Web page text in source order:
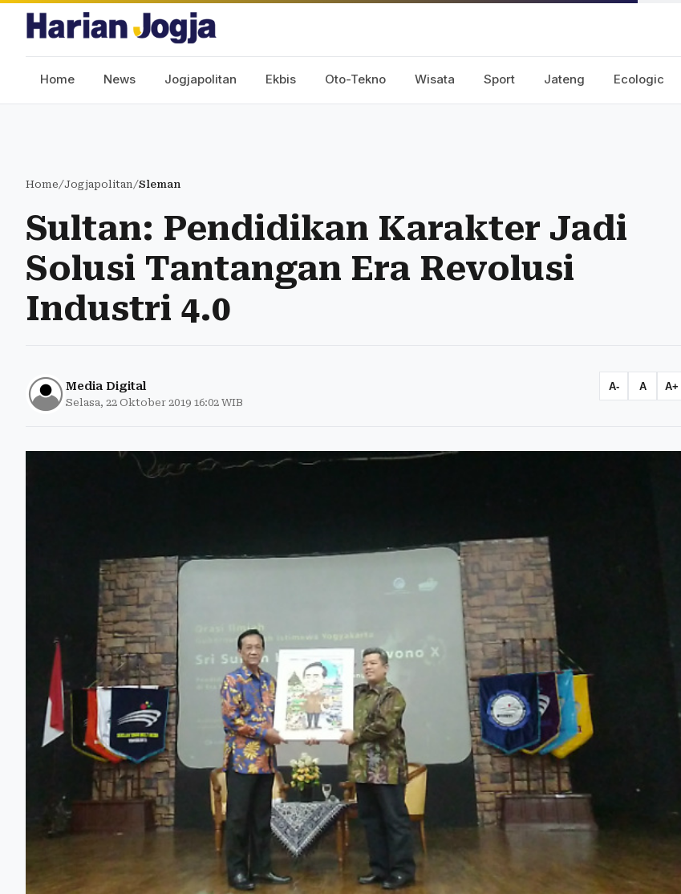
Home News Jogjapolitan Ekbis Oto-Tekno Wisata Sport Jateng Ecologic
Home/Jogjapolitan/Sleman
Sultan: Pendidikan Karakter Jadi
Solusi Tantangan Era Revolusi
Industri 4.0
Media Digital
Selasa, 22 Oktober 2019 16:02 WIB
A- A A+